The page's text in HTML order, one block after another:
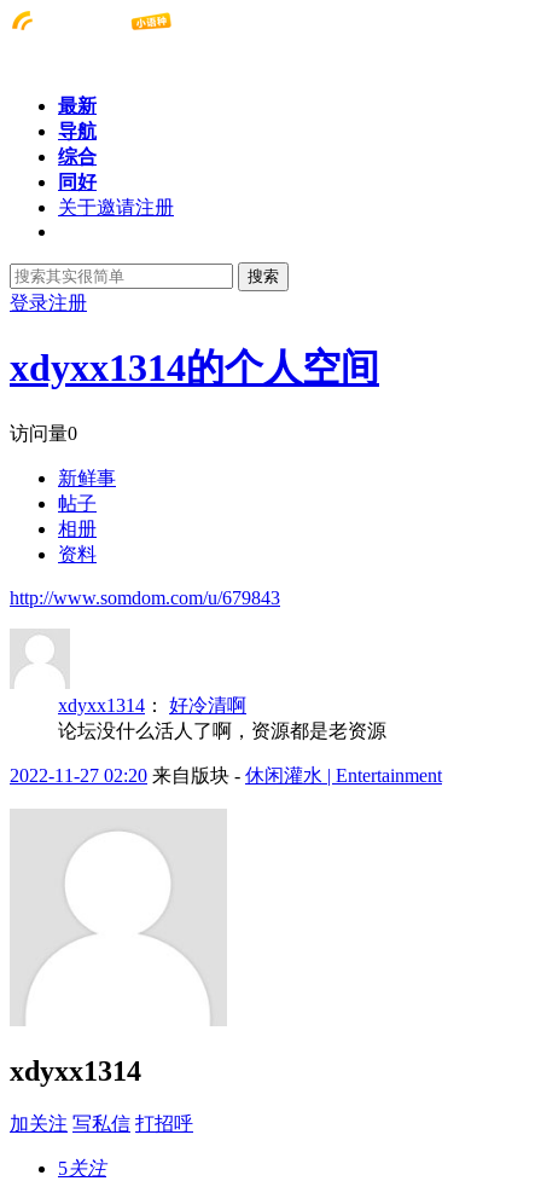
最新
导航
综合
同好
关于邀请注册
搜索
登录注册
xdyxx1314的个人空间
访问量0
新鲜事
帖子
相册
资料
http://www.somdom.com/u/679843
xdyxx1314 ： 好冷清啊
论坛没什么活人了啊，资源都是老资源
2022-11-27 02:20 来自版块 - 休闲灌水 | Entertainment
xdyxx1314
加关注 写私信 打招呼
5关注